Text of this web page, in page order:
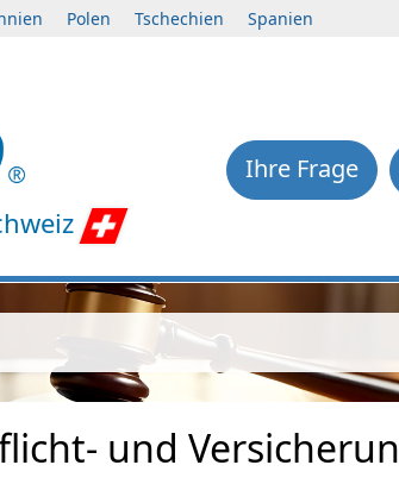
Polen Tschechien Spanien
Ihre Frage
und